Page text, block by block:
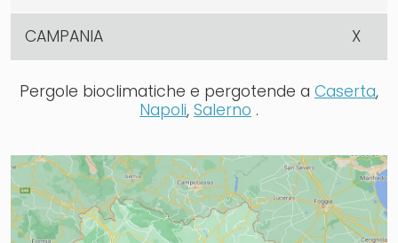
CAMPANIA
Pergole bioclimatiche e pergotende a Caserta,
Napoli, Salerno .